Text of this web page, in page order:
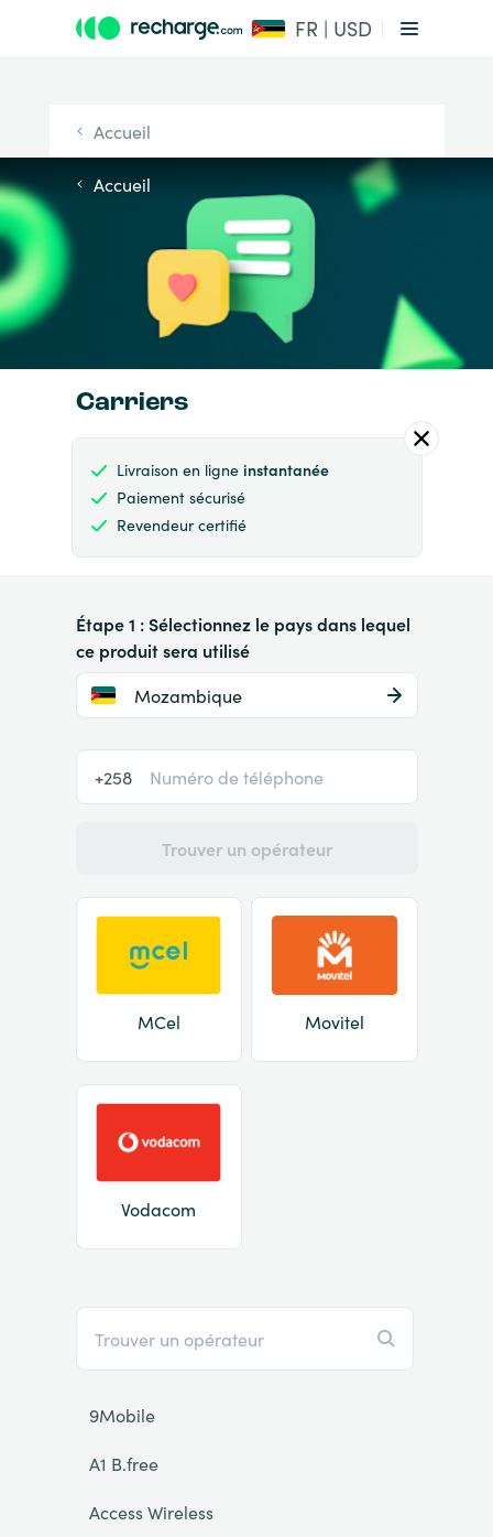
FR | USD
Accueil
Accueil
Carriers
Livraison en ligne instantanée
Paiement sécurisé
Revendeur certifié
Étape 1 : Sélectionnez le pays dans lequel
ce produit sera utilisé
Mozambique
+258
Trouver un opérateur
MCel Movitel
Vodacom
9Mobile
A1 B.free
Access Wireless